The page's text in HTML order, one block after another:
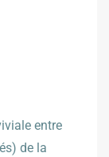
entre
de la